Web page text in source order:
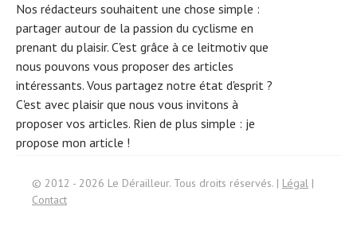
Nos rédacteurs souhaitent une chose simple :
partager autour de la passion du cyclisme en
prenant du plaisir. C'est grâce à ce leitmotiv que
nous pouvons vous proposer des articles
intéressants. Vous partagez notre état d'esprit ?
C'est avec plaisir que nous vous invitons à
proposer vos articles. Rien de plus simple : je
propose mon article !
© 2012 - 2026 Le Dérailleur. Tous droits réservés. | Légal |
Contact
Search
for: